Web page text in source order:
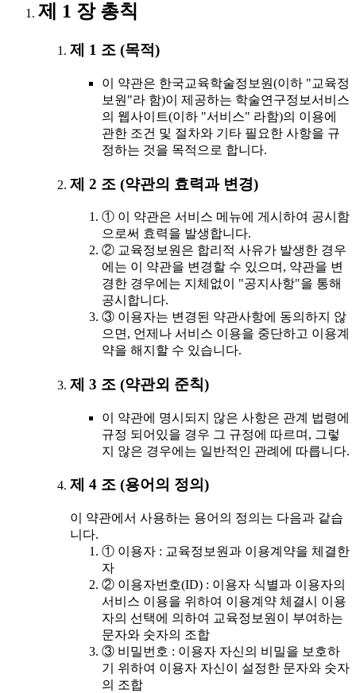
제 1 장 총칙
제 1 조 (목적)
이 약관은 한국교육학술정보원(이하 "교육정
보원"라 함)이 제공하는 학술연구정보서비스
의 웹사이트(이하 "서비스" 라함)의 이용에
관한 조건 및 절차와 기타 필요한 사항을 규
정하는 것을 목적으로 합니다.
제 2 조 (약관의 효력과 변경)
① 이 약관은 서비스 메뉴에 게시하여 공시함
으로써 효력을 발생합니다.
② 교육정보원은 합리적 사유가 발생한 경우
에는 이 약관을 변경할 수 있으며, 약관을 변
경한 경우에는 지체없이 "공지사항"을 통해
공시합니다.
③ 이용자는 변경된 약관사항에 동의하지 않
으면, 언제나 서비스 이용을 중단하고 이용계
약을 해지할 수 있습니다.
제 3 조 (약관외 준칙)
이 약관에 명시되지 않은 사항은 관계 법령에
규정 되어있을 경우 그 규정에 따르며, 그렇
지 않은 경우에는 일반적인 관례에 따릅니다.
제 4 조 (용어의 정의)
이 약관에서 사용하는 용어의 정의는 다음과 같습
니다.
① 이용자 : 교육정보원과 이용계약을 체결한
자
② 이용자번호(ID) : 이용자 식별과 이용자의
서비스 이용을 위하여 이용계약 체결시 이용
자의 선택에 의하여 교육정보원이 부여하는
문자와 숫자의 조합
③ 비밀번호 : 이용자 자신의 비밀을 보호하
기 위하여 이용자 자신이 설정한 문자와 숫자
의 조합